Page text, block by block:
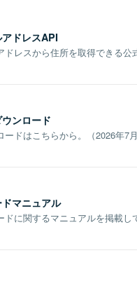
ドレスAPI
ドレスから住所を取得できる公
ンロード
ドはこちらから。（2026年7
マニュアル
に関するマニュアルを掲載し